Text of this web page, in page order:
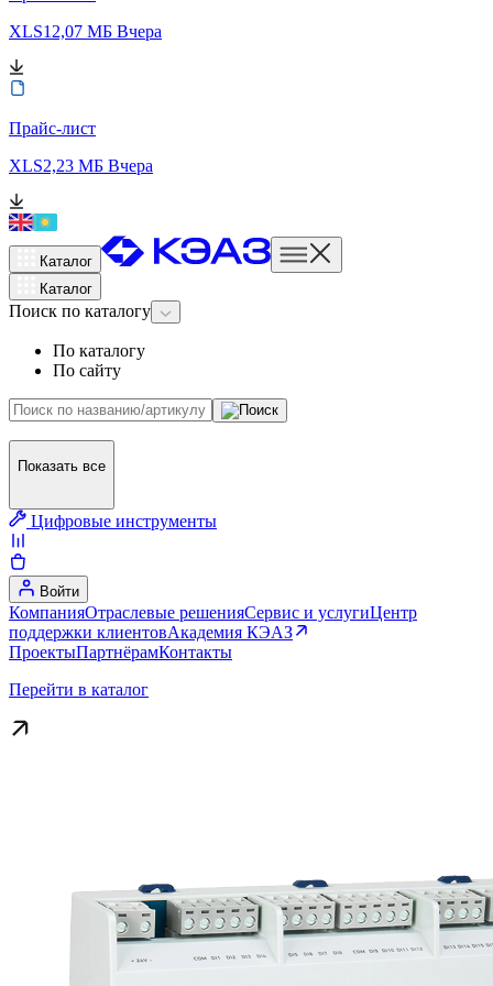
XLS12,07 МБ Вчера
Прайс-лист
XLS2,23 МБ Вчера
Каталог
Каталог
Поиск по каталогу
По каталогу
По сайту
Показать все
Цифровые инструменты
Войти
КомпанияОтраслевые решенияСервис и услугиЦентр
поддержки клиентовАкадемия КЭАЗ
ПроектыПартнёрамКонтакты
Перейти в каталог